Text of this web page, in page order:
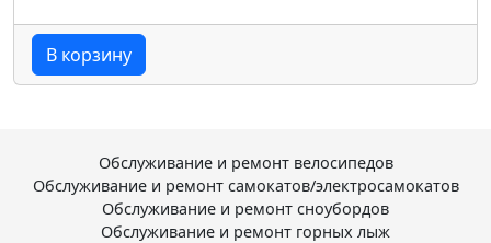
В корзину
Обслуживание и ремонт велосипедов
Обслуживание и ремонт самокатов/электросамокатов
Обслуживание и ремонт сноубордов
Обслуживание и ремонт горных лыж